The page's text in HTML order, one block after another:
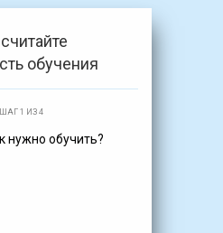
обучения
ШАГ 1 ИЗ 4
нужно обучить?